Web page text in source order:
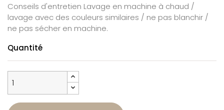
Conseils d'entretien Lavage en machine à chaud /
lavage avec des couleurs similaires / ne pas blanchir /
ne pas sécher en machine.
Quantité